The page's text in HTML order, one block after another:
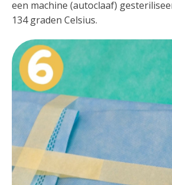
een machine (autoclaaf)
134 graden Celsius.